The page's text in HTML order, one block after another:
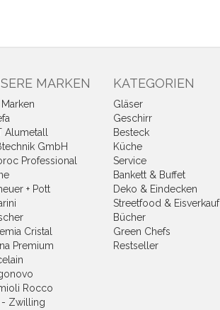
MARKEN
Alumetall
GmbH
Professional
+ Pott
Cristal
Premium
Rocco
- Zwilling
KATEGORIEN
Gläser
Geschirr
Besteck
Küche
Service
Bankett & Buffet
Deko & Eindecken
Streetfood & Eisverkauf
Bücher
Green Chefs
Restseller